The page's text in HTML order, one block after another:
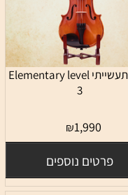
כינור תעשייתי Elementary level
3
₪1,990
פרטים נוספים